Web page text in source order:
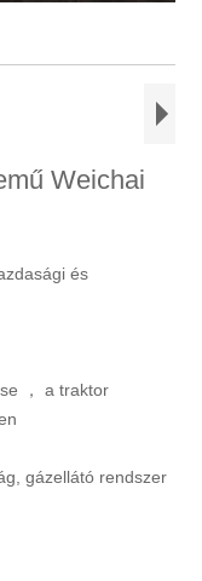
Weichai
és
， a traktor
gázellátó rendszer